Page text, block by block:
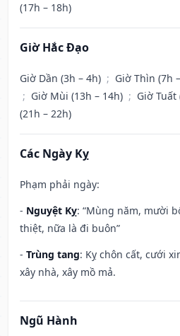
(17h – 18h)
Giờ Hắc Đạo
Giờ Dần (3h – 4h) ; Giờ Thìn (7h
; Giờ Mùi (13h – 14h) ; Giờ Tuất
(21h – 22h)
Các Ngày Kỵ
Phạm phải ngày:
- Nguyệt Kỵ: “Mùng năm, mười
thiệt, nữa là đi buôn”
- Trùng tang: Kỵ chôn cất, cưới
xây nhà, xây mồ mả.
Ngũ Hành